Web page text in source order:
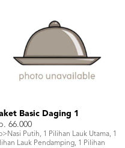
Basic Daging 1
66.000
Putih, 1 Pilihan Lauk Utama, 1
Lauk Pendamping, 1 Pilihan